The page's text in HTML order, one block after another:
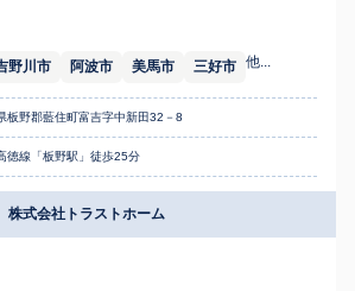
野川市 阿波市 美馬市 三好市 他...
板野郡藍住町富吉字中新田32－8
徳線「板野駅」徒歩25分
式会社トラストホーム